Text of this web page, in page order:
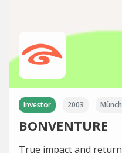
Investor 2003
BONVENTURE
True impact and